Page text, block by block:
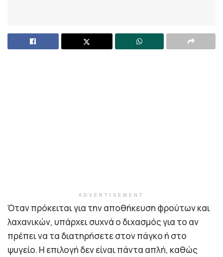
ADVERTISEMENT
Όταν πρόκειται για την αποθήκευση φρούτων και
λαχανικών, υπάρχει συχνά ο διχασμός για το αν
πρέπει να τα διατηρήσετε στον πάγκο ή στο
ψυγείο. Η επιλογή δεν είναι πάντα απλή, καθώς